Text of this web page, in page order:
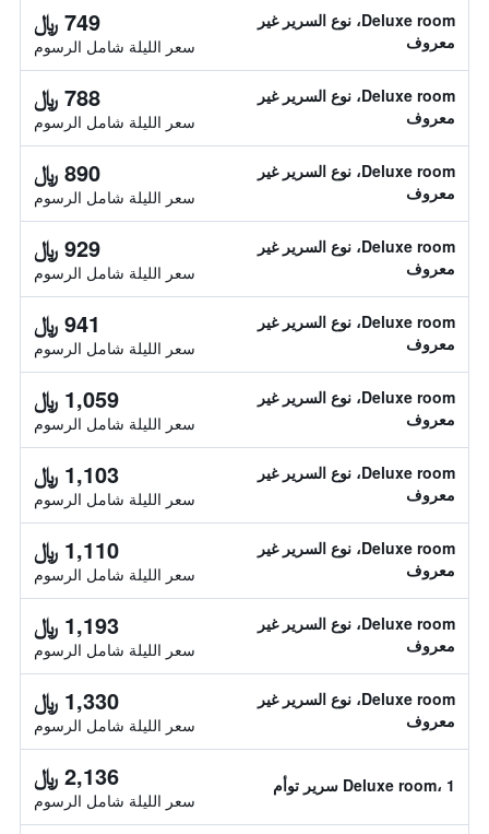
Deluxe room، نوع السرير غير
معروف
749 ﷼
سعر الليلة شامل الرسوم
Deluxe room، نوع السرير غير
معروف
788 ﷼
سعر الليلة شامل الرسوم
Deluxe room، نوع السرير غير
معروف
890 ﷼
سعر الليلة شامل الرسوم
Deluxe room، نوع السرير غير
معروف
929 ﷼
سعر الليلة شامل الرسوم
Deluxe room، نوع السرير غير
معروف
941 ﷼
سعر الليلة شامل الرسوم
Deluxe room، نوع السرير غير
معروف
1,059 ﷼
سعر الليلة شامل الرسوم
Deluxe room، نوع السرير غير
معروف
1,103 ﷼
سعر الليلة شامل الرسوم
Deluxe room، نوع السرير غير
معروف
1,110 ﷼
سعر الليلة شامل الرسوم
Deluxe room، نوع السرير غير
معروف
1,193 ﷼
سعر الليلة شامل الرسوم
Deluxe room، نوع السرير غير
معروف
1,330 ﷼
سعر الليلة شامل الرسوم
Deluxe room، 1 سرير توأم 2,136 ﷼
سعر الليلة شامل الرسوم